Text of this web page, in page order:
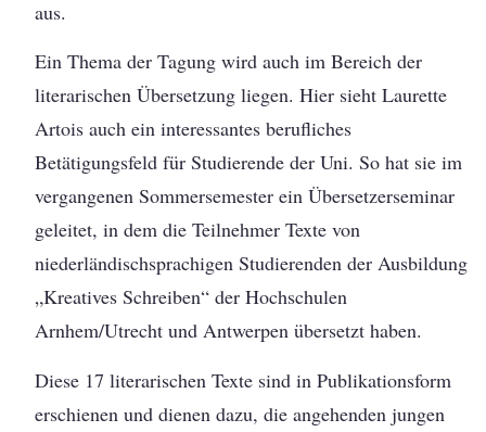
aus.
Ein Thema der Tagung wird auch im Bereich der
literarischen Übersetzung liegen. Hier sieht Laurette
Artois auch ein interessantes berufliches
Betätigungsfeld für Studierende der Uni. So hat sie im
vergangenen Sommersemester ein Übersetzerseminar
geleitet, in dem die Teilnehmer Texte von
niederländischsprachigen Studierenden der Ausbildung
„Kreatives Schreiben“ der Hochschulen
Arnhem/Utrecht und Antwerpen übersetzt haben.
Diese 17 literarischen Texte sind in Publikationsform
erschienen und dienen dazu, die angehenden jungen